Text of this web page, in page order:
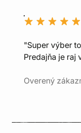
"Super výber
Predajňa je raj
Overený